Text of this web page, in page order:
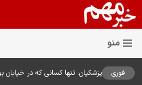
فوری
پزشکیان: تنها کسانی که در خیابان